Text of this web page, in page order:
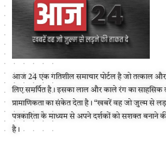
आज 24 एक गतिशील समाचार पोर्टल है जो तत्काल और
लिए समर्पित है। इसका लाल और काले रंग का साहसिक
प्रामाणिकता का संकेत देता है। “खबरें वह जो जुल्म से
पत्रकारिता के माध्यम से अपने दर्शकों को सशक्त बनाने की
है।